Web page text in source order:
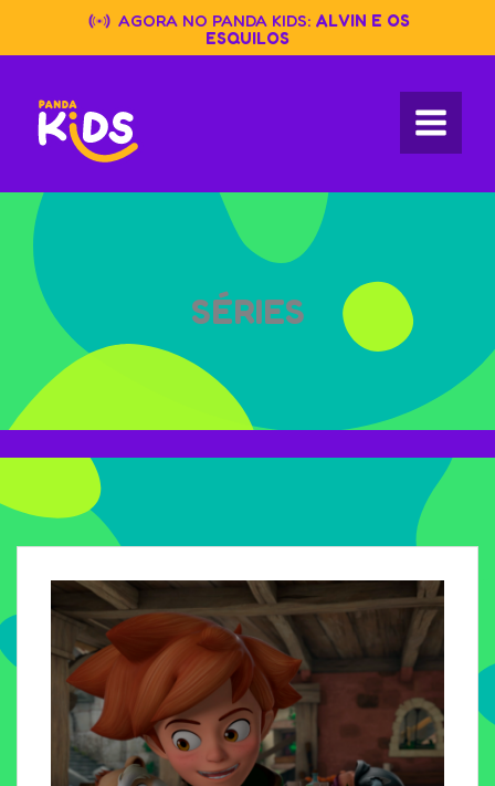
content
AGORA NO PANDA KIDS: ALVIN E OS
ESQUILOS
SÉRIES